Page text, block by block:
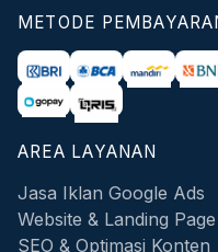
METODE
AREA LAYANAN
Jasa Iklan Google Ads
Website & Landing Page
SEO & Optimasi Konten